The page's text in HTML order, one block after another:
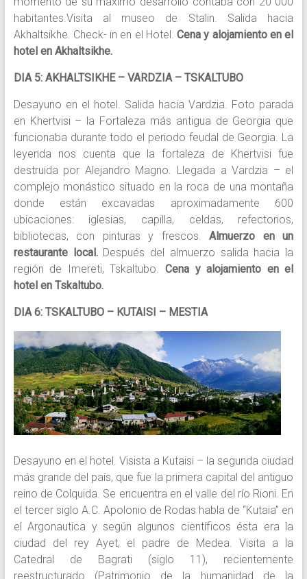
habitantes.Visita al museo de Stalin. Salida hacia
Akhaltsikhe. Check- in en el Hotel.Cena y alojamiento en el
hotel en Akhaltsikhe.
DIA 5: AKHALTSIKHE – VARDZIA – TSKALTUBO
Desayuno en el hotel. Salida hacia Vardzia. Foto parada
en Khertvisi – la Fortaleza más antigua de Georgia que
funcionaba durante todo el periodo feudal de Georgia. La
leyenda nos cuenta que la fortaleza de Khertvisi fue
destruida por Alejandro Magno. Llegada a Vardzia – el
complejo monástico situado en la roca de una montaña
donde están excavadas aproximadamente 600
ubicaciones: iglesias, capilla, celdas, refectorios,
bibliotecas, con pinturas y frescos.Almuerzo en un
restaurante local.Después del almuerzo salida hacia la
región de Imereti, Tskaltubo. Cena y alojamiento en el
hotel en Tskaltubo.
DIA 6: TSKALTUBO – KUTAISI – MESTIA
Desayuno en el hotel. Visista a Kutaisi – la segunda ciudad
más grande del país, que fue la primera capital del antiguo
reino de Colquida. Se encuentra en el valle del río Rioni. En
el tercer siglo A.C. Apolonio de Rodas habla de “Kutaia” en
el Argonautica y según algunos científicos ésta era la
ciudad del rey Ayet, el padre de Medea. Visita a la
Catedral de Bagrati (siglo 11), recientemente
reestructurado (Patrimonio de la humanidad de la